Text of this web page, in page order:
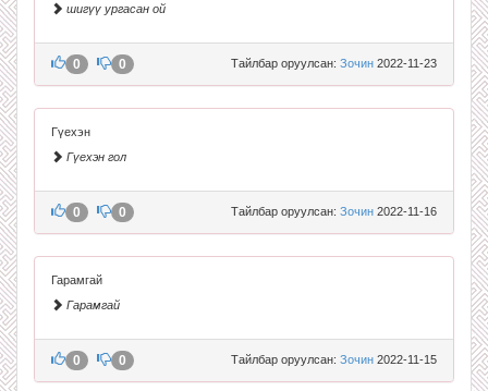
шигүү ургасан ой
Тайлбар оруулсан: Зочин 2022-11-23
0 0
Гүехэн
Гүехэн гол
Тайлбар оруулсан: Зочин 2022-11-16
0 0
Гарамгай
Гарамгай
Тайлбар оруулсан: Зочин 2022-11-15
0 0